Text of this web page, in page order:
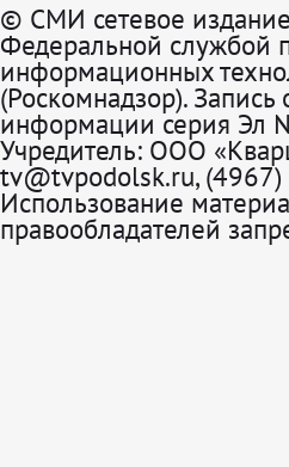
© СМИ сетевое издание
Федеральной службой
информационных
(Роскомнадзор). Запись
информации серия Эл
Учредитель: ООО
tv@tvpodolsk.ru,
Использование
правообладателей